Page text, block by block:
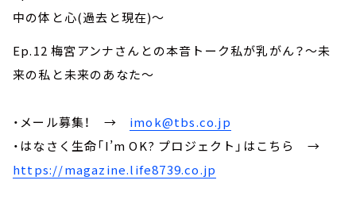
中の体と心(過去と現在)～
Ep.12 梅宮アンナさんとの本音トーク私が乳がん？～未
来の私と未来のあなた～
・メール募集！ → imok@tbs.co.jp
・はなさく生命「I’m OK? プロジェクト」はこちら →
https://magazine.life8739.co.jp